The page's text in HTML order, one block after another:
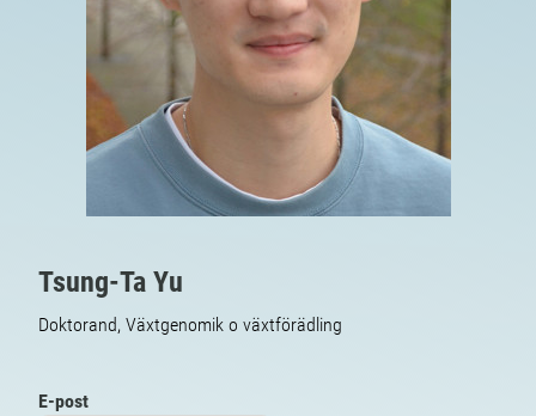
Tsung-Ta Yu
Doktorand, Växtgenomik o växtförädling
E-post